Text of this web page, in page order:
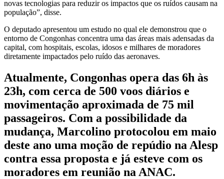
novas tecnologias para reduzir os impactos que os ruídos causam na
população”, disse.
O deputado apresentou um estudo no qual ele demonstrou que o
entorno de Congonhas concentra uma das áreas mais adensadas da
capital, com hospitais, escolas, idosos e milhares de moradores
diretamente impactados pelo ruído das aeronaves.
Atualmente, Congonhas opera das 6h às
23h, com cerca de 500 voos diários e
movimentação aproximada de 75 mil
passageiros. Com a possibilidade da
mudança, Marcolino protocolou em maio
deste ano uma moção de repúdio na Alesp
contra essa proposta e já esteve com os
moradores em reunião na ANAC.